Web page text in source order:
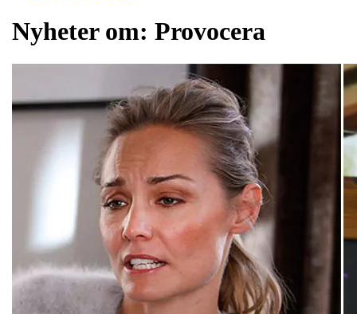
Nyheter om: Provocera